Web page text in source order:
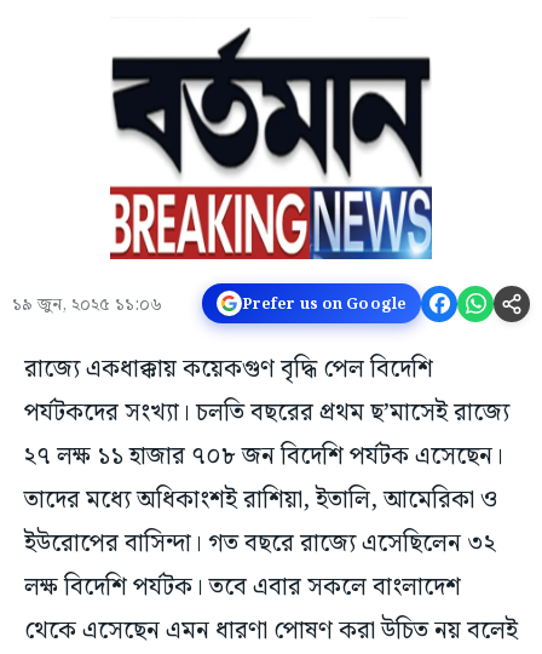
১৯ জুন, ২০২৫ ১১:০৬ Prefer us on Google
রাজ্যে একধাক্কায় কয়েকগুণ বৃদ্ধি পেল বিদেশি
পর্যটকদের সংখ্যা। চলতি বছরের প্রথম ছ’মাসেই রাজ্যে
২৭ লক্ষ ১১ হাজার ৭০৮ জন বিদেশি পর্যটক এসেছেন।
তাদের মধ্যে অধিকাংশই রাশিয়া, ইতালি, আমেরিকা ও
ইউরোপের বাসিন্দা। গত বছরে রাজ্যে এসেছিলেন ৩২
লক্ষ বিদেশি পর্যটক। তবে এবার সকলে বাংলাদেশ
থেকে এসেছেন এমন ধারণা পোষণ করা উচিত নয় বলেই